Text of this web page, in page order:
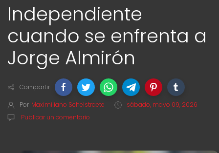
Independiente
cuando se enfrenta a
Jorge Almirón
Compartir
Por Maximiliano Schelstraete
sábado, mayo 09, 2026
Publicar un comentario